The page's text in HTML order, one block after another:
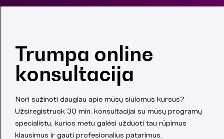
Trumpa online
konsultacija
Nori sužinoti daugiau apie mūsų siūlomus kursus?
Užsiregistruok 30 min. konsultacijai su mūsų programų
specialistu, kurios metu galėsi užduoti tau rūpimus
klausimus ir gauti profesionalius patarimus.